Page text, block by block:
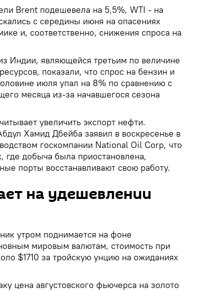
Brent подешевела на 5,5%, WTI - на
с середины июня на опасениях
и, соответственно, снижения спроса на
Индии, являющейся третьим по величине
показали, что спрос на бензин и
июля упал на 8% по сравнению с
месяца из-за начавшегося сезона
увеличить экспорт нефти.
Хамид Дбейба заявил в воскресенье в
госкомпании National Oil Corp, что
где добыча была приостановлена,
порты восстанавливают свою работу.
на удешевлении
утром поднимается на фоне
мировым валютам, стоимость при
$1710 за тройскую унцию на ожиданиях
цена августовского фьючерса на золото